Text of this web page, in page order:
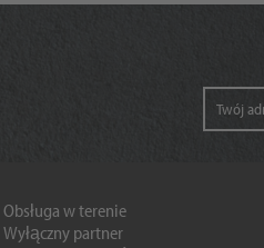
Obsługa w terenie
Wyłączny partner